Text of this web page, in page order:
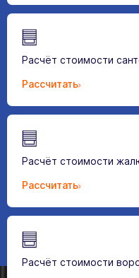
Расчёт стоимости
Рассчитать
Расчёт стоимости
Рассчитать
Расчёт стоимости